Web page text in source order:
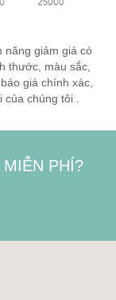
năng giảm giá có
thước, màu sắc,
giá chính xác,
chúng tôi .
PHÍ?